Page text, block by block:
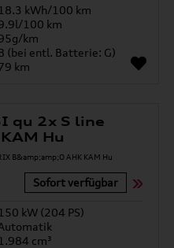
18.3 kWh/100 km
100 km
km
(bei entl. Batterie: G)
km
qu 2x S line
Hu
Sofort verfügbar
150 kW (204 PS)
1.984 cm³